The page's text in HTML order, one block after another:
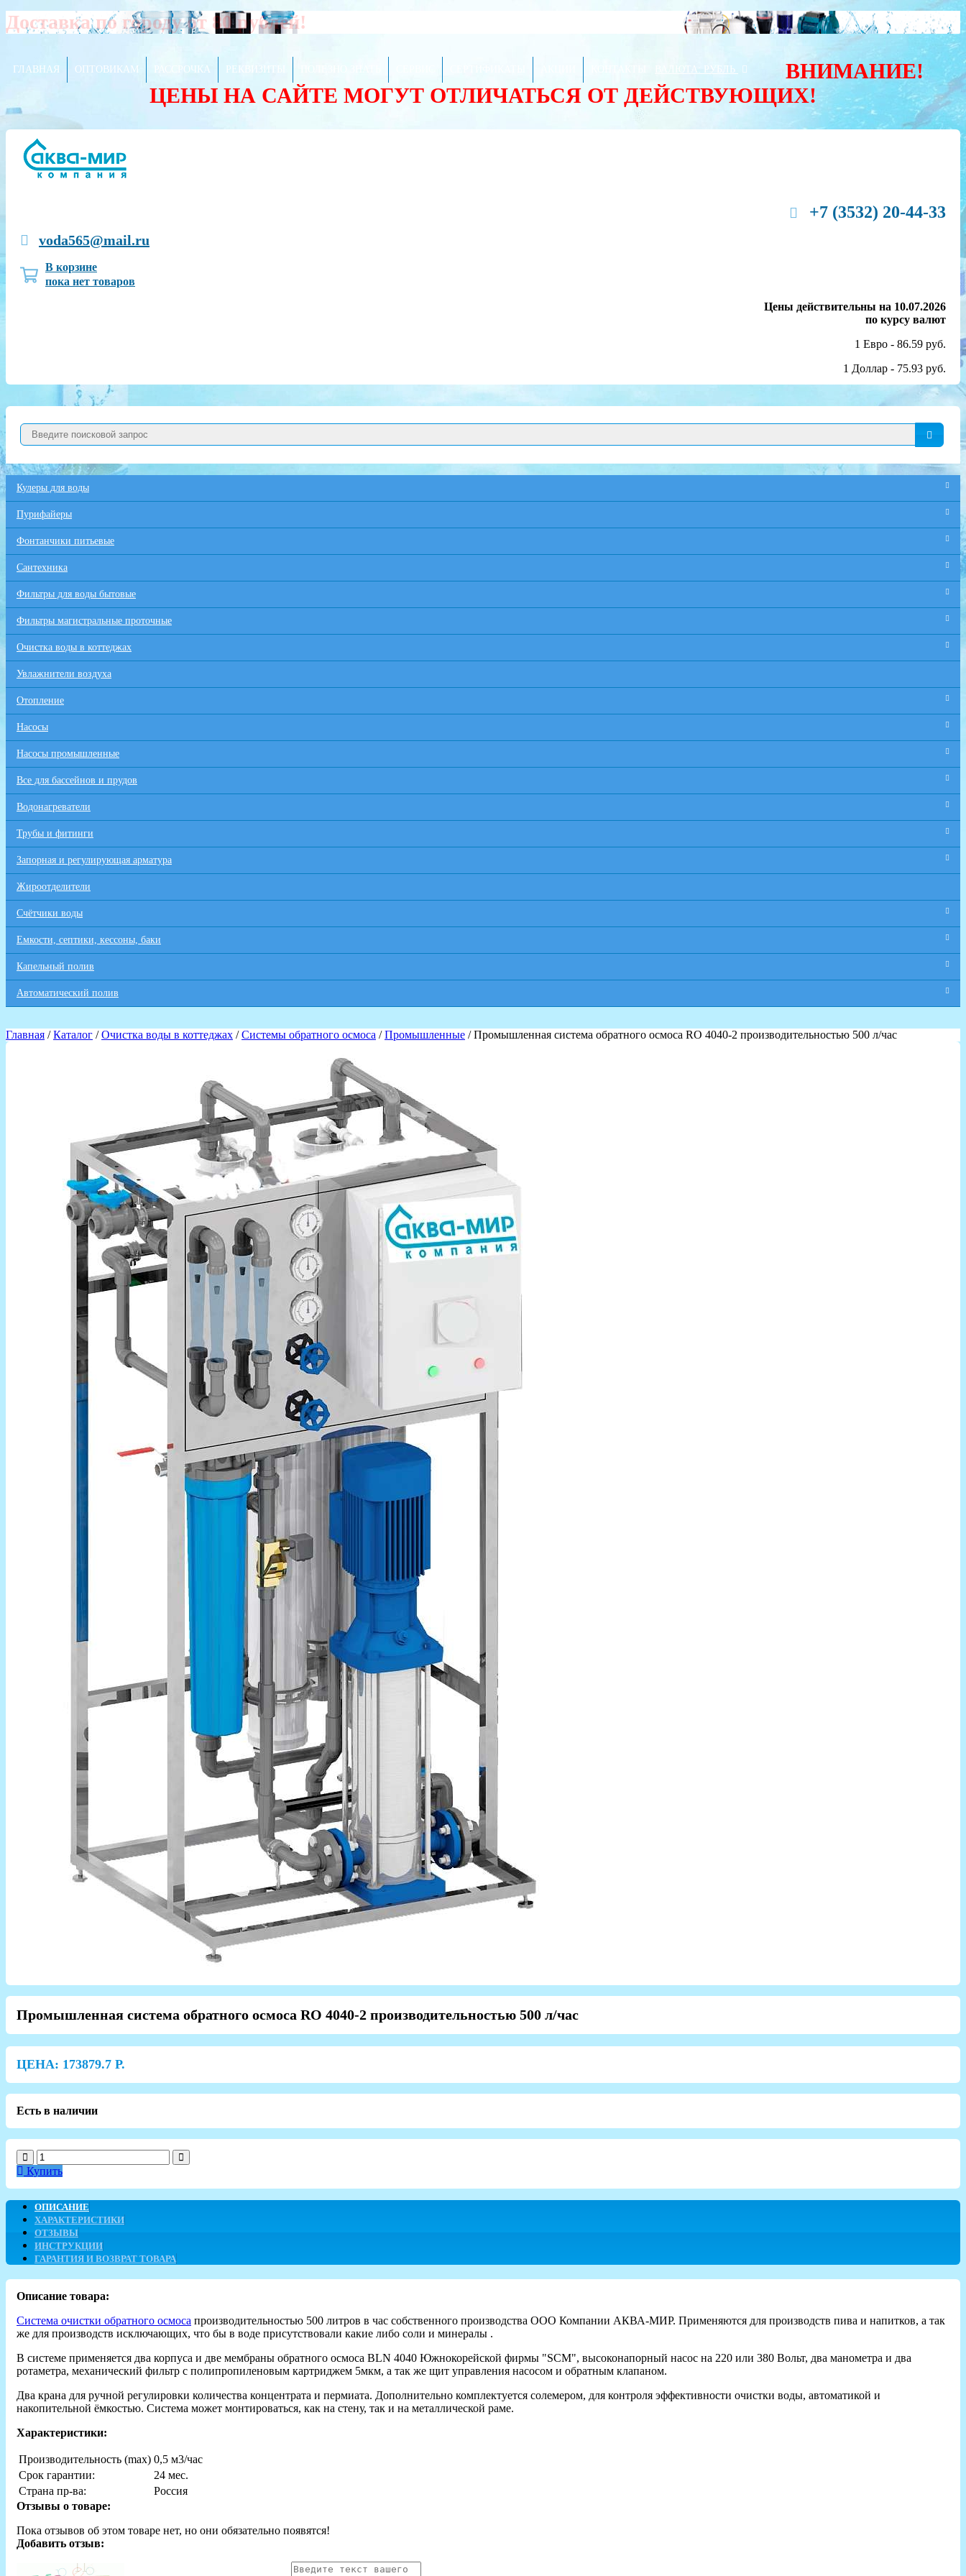
Доставка по городу от 80 рублей!
ГЛАВНАЯ ОПТОВИКАМ РАССРОЧКА РЕКВИЗИТЫ ВАЛЮТА: РУБЛЬ
ВНИМАНИЕ!
ЦЕНЫ НА САЙТЕ МОГУТ ОТЛИЧАТЬСЯ ОТ ДЕЙСТВУЮЩИХ!
+7 (3532) 20-44-33
voda565@mail.ru
В корзине
пока нет товаров
Цены действительны на 10.07.2026
по курсу валют
1 Евро - 86.59 руб.
1 Доллар - 75.93 руб.
Кулеры для воды
Пурифайеры
Фонтанчики питьевые
Сантехника
Фильтры для воды бытовые
Фильтры магистральные проточные
Очистка воды в коттеджах
Увлажнители воздуха
Отопление
Насосы
Насосы промышленные
Все для бaссейнов и прудов
Водонагреватели
Трубы и фитинги
Запорная и регулирующая арматура
Жироотделители
Счётчики воды
Емкости, септики, кессоны, баки
Капельный полив
Автоматический полив
Главная /Каталог /Очистка воды в коттеджах /Системы обратного осмоса /Промышленные / Промышленная система обратного осмоса RO 4040-2 производительностью 500 л/час
Промышленная система обратного осмоса RO 4040-2 производительностью 500 л/час
ЦЕНА: 173879.7 Р.
Есть в наличии
Купить
ОПИСАНИЕ
ХАРАКТЕРИСТИКИ
ОТЗЫВЫ
ИНСТРУКЦИИ
ГАРАНТИЯ И ВОЗВРАТ ТОВАРА
Описание товара:
Система очистки обратного осмоса производительностью 500 литров в час собственного производства ООО Компании АКВА-МИР. Применяются для производств пива и напитков, а так
же для производств исключающих, что бы в воде присутствовали какие либо соли и минералы .
В системе применяется два корпуса и две мембраны обратного осмоса BLN 4040 Южнокорейской фирмы "SCM", высоконапорный насос на 220 или 380 Вольт, два манометра и два
ротаметра, механический фильтр с полипропиленовым картриджем 5мкм, а так же щит управления насосом и обратным клапаном.
Два крана для ручной регулировки количества концентрата и пермиата. Дополнительно комплектуется солемером, для контроля эффективности очистки воды, автоматикой и
накопительной ёмкостью. Система может монтироваться, как на стену, так и на металлической раме.
Характеристики:
Производительность (max) 0,5 м3/час
Срок гарантии:
24 мес.
Страна пр-ва:
Россия
Отзывы о товаре:
Пока отзывов об этом товаре нет, но они обязательно появятся!
Добавить отзыв: